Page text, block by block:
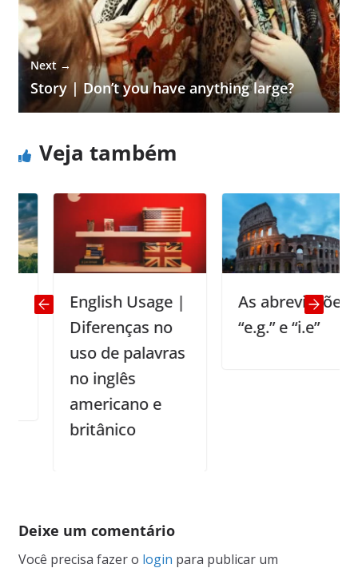
Next →
Story | Don’t you have anything large?
Veja também
English Usage |
Diferenças no
uso de palavras
no inglês
americano e
britânico
As abreviações
“e.g.” e “i.e”
Deixe um comentário
Você precisa fazer o login para publicar um